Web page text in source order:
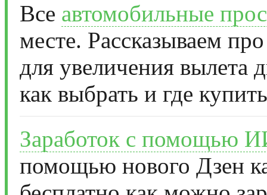
Все автомобильные
месте. Рассказываем
для увеличения вылета
как выбрать и где
Заработок с помощью
помощью нового Дзен